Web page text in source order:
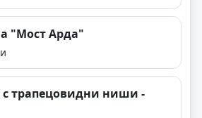
"Мост Арда"
с трапецовидни ниши -